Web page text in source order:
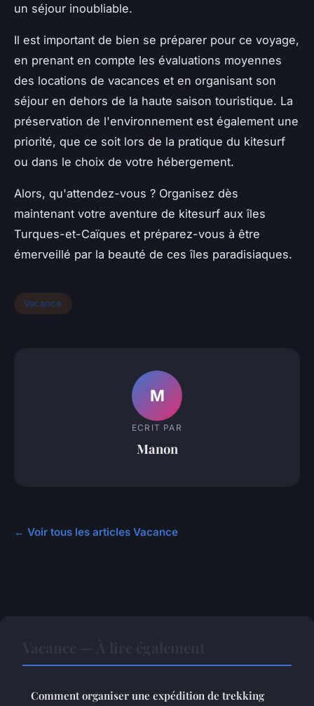
un séjour inoubliable.
Il est important de bien se préparer pour ce voyage,
en prenant en compte les évaluations moyennes
des locations de vacances et en organisant son
séjour en dehors de la haute saison touristique. La
préservation de l'environnement est également une
priorité, que ce soit lors de la pratique du kitesurf
ou dans le choix de votre hébergement.
Alors, qu'attendez-vous ? Organisez dès
maintenant votre aventure de kitesurf aux îles
Turques-et-Caïques et préparez-vous à être
émerveillé par la beauté de ces îles paradisiaques.
Vacance
M
ECRIT PAR
Manon
← Voir tous les articles Vacance
Comment organiser une expédition de trekking